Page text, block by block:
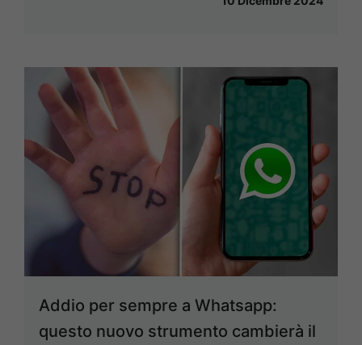
Addio per sempre a Whatsapp:
questo nuovo strumento cambierà il